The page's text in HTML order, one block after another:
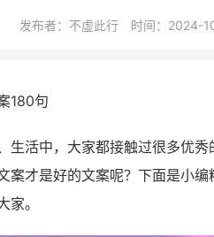
发布者：不虚此行 时间：2024-
180句
生活中，大家都接触过很多优秀
案才是好的文案呢？下面是小
。